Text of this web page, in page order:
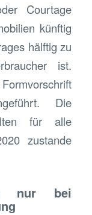
Courtage
künftig
hälftig zu
ist.
Die
für alle
zustande
nur bei